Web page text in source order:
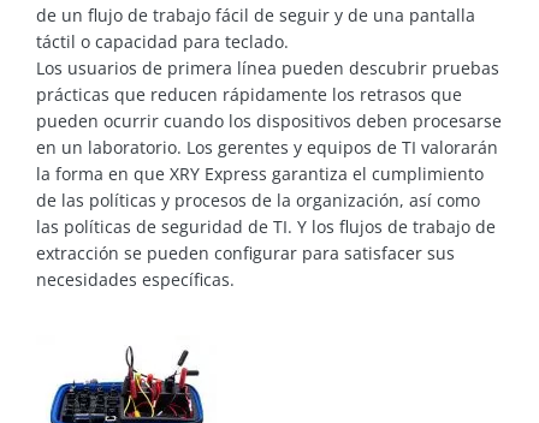
de un flujo de trabajo fácil de seguir y de una pantalla
táctil o capacidad para teclado.
Los usuarios de primera línea pueden descubrir pruebas
prácticas que reducen rápidamente los retrasos que
pueden ocurrir cuando los dispositivos deben procesarse
en un laboratorio. Los gerentes y equipos de TI valorarán
la forma en que XRY Express garantiza el cumplimiento
de las políticas y procesos de la organización, así como
las políticas de seguridad de TI. Y los flujos de trabajo de
extracción se pueden configurar para satisfacer sus
necesidades específicas.